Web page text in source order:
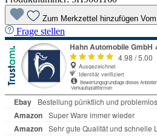
Zum Merkzettel hinzufügen
Frage stellen